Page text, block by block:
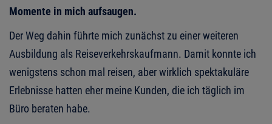
Momente in mich aufsaugen.
Der Weg dahin führte mich zunächst zu einer weiteren
Ausbildung als Reiseverkehrskaufmann. Damit konnte ich
wenigstens schon mal reisen, aber wirklich spektakuläre
Erlebnisse hatten eher meine Kunden, die ich täglich im
Büro beraten habe.